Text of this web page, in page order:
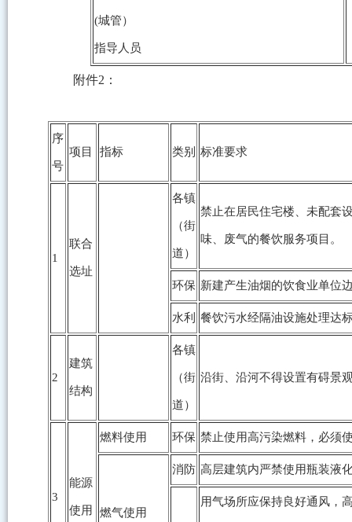
(城管）
指导人员
附件2：
序
号
项目 指标 类别 标准要求
1
联合
选址
各镇
（街
道）
禁止在居民住宅楼、未配套
味、废气的餐饮服务项目。
环保 新建产生油烟的饮食业单位
水利 餐饮污水经隔油设施处理达
2
建筑
结构
各镇
（街
道）
沿街、沿河不得设置有碍景
3
能源
使用
燃料使用 环保 禁止使用高污染燃料，必须
燃气使用
消防 高层建筑内严禁使用瓶装液
用气场所应保持良好通风，